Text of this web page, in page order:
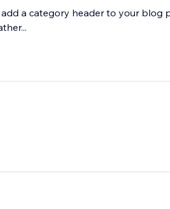
a category header to your blog